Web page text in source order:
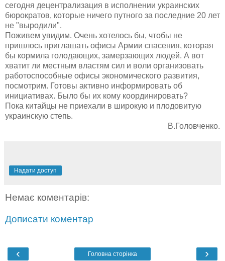
сегодня децентрализация в исполнении украинских
бюрократов, которые ничего путного за последние 20 лет
не "выродили".
Поживем увидим. Очень хотелось бы, чтобы не
пришлось приглашать офисы Армии спасения, которая
бы кормила голодающих, замерзающих людей. А вот
хватит ли местным властям сил и воли организовать
работоспособные офисы экономического развития,
посмотрим. Готовы активно информировать об
инициативах. Было бы их кому координировать?
Пока китайцы не приехали в широкую и плодовитую
украинскую степь.
В.Головченко.
Надати доступ
Немає коментарів:
Дописати коментар
‹ ›
Головна сторінка